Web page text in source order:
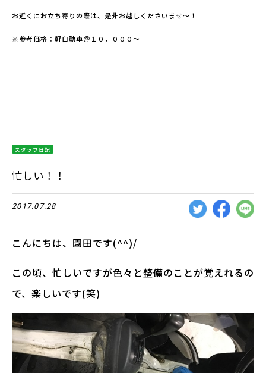
お近くにお立ち寄りの際は、是非お越しくださいませ～！
※参考価格：軽自動車＠１０，０００～
スタッフ日記
忙しい！！
2017.07.28
こんにちは、園田です(^^)/
この頃、忙しいですが色々と整備のことが覚えれるの
で、楽しいです(笑)